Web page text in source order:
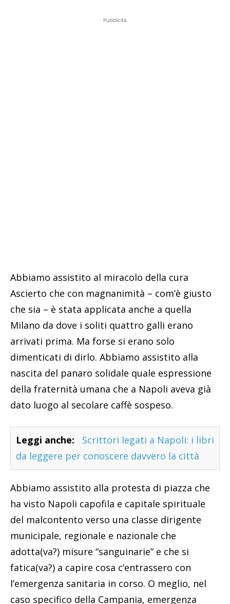
Pubblicità
Abbiamo assistito al miracolo della cura
Ascierto che con magnanimità – com’è giusto
che sia – è stata applicata anche a quella
Milano da dove i soliti quattro galli erano
arrivati prima. Ma forse si erano solo
dimenticati di dirlo. Abbiamo assistito alla
nascita del panaro solidale quale espressione
della fraternità umana che a Napoli aveva già
dato luogo al secolare caffè sospeso.
Leggi anche:
Scrittori legati a Napoli: i libri
da leggere per conoscere davvero la città
Abbiamo assistito alla protesta di piazza che
ha visto Napoli capofila e capitale spirituale
del malcontento verso una classe dirigente
municipale, regionale e nazionale che
adotta(va?) misure “sanguinarie” e che si
fatica(va?) a capire cosa c’entrassero con
l’emergenza sanitaria in corso. O meglio, nel
caso specifico della Campania, emergenza